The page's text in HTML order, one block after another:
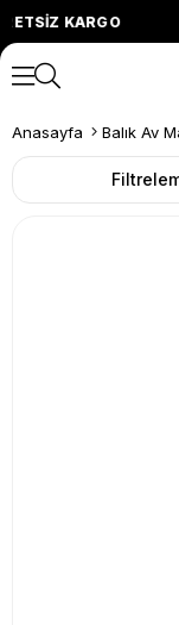
KARGO
Anasayfa Balık Av